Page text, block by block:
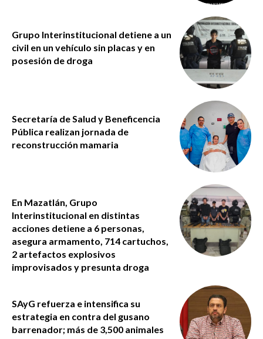
Grupo Interinstitucional detiene a un
civil en un vehículo sin placas y en
posesión de droga
Secretaría de Salud y Beneficencia
Pública realizan jornada de
reconstrucción mamaria
En Mazatlán, Grupo
Interinstitucional en distintas
acciones detiene a 6 personas,
asegura armamento, 714 cartuchos,
2 artefactos explosivos
improvisados y presunta droga
SAyG refuerza e intensifica su
estrategia en contra del gusano
barrenador; más de 3,500 animales